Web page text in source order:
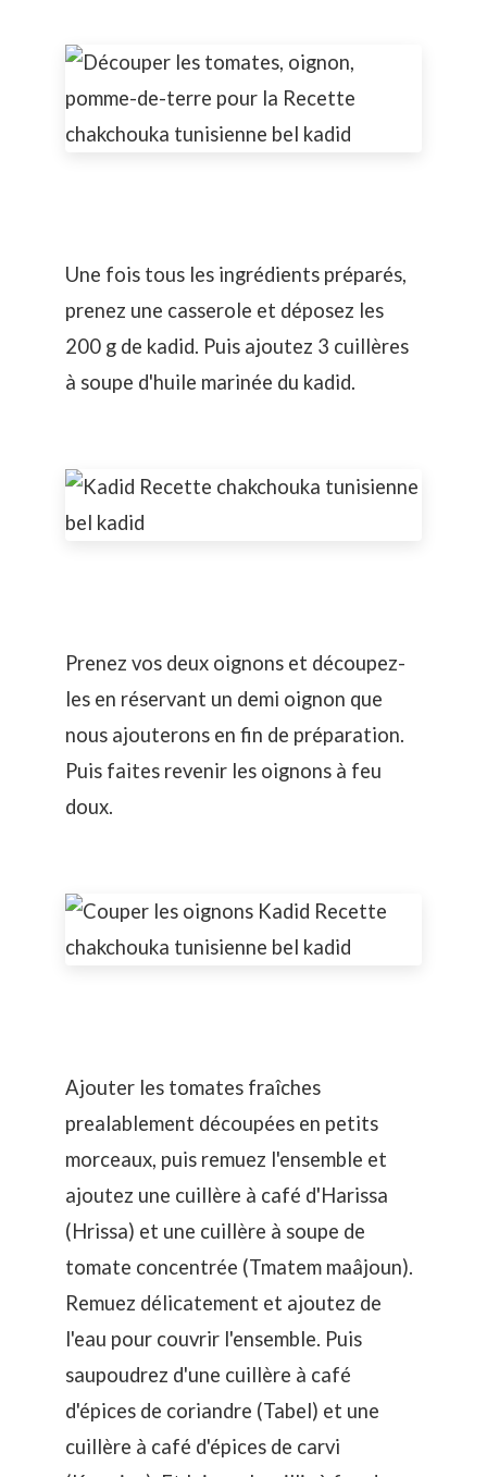
Une fois tous les ingrédients préparés,
prenez une casserole et déposez les
200 g de kadid. Puis ajoutez 3 cuillères
à soupe d'huile marinée du kadid.
Prenez vos deux oignons et découpez-
les en réservant un demi oignon que
nous ajouterons en fin de préparation.
Puis faites revenir les oignons à feu
doux.
Ajouter les tomates fraîches
prealablement découpées en petits
morceaux, puis remuez l'ensemble et
ajoutez une cuillère à café d'Harissa
(Hrissa) et une cuillère à soupe de
tomate concentrée (Tmatem maâjoun).
Remuez délicatement et ajoutez de
l'eau pour couvrir l'ensemble. Puis
saupoudrez d'une cuillère à café
d'épices de coriandre (Tabel) et une
cuillère à café d'épices de carvi